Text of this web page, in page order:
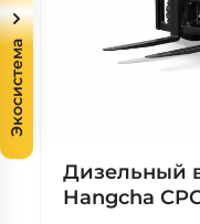
Дизельный
Hangcha
Экосистема